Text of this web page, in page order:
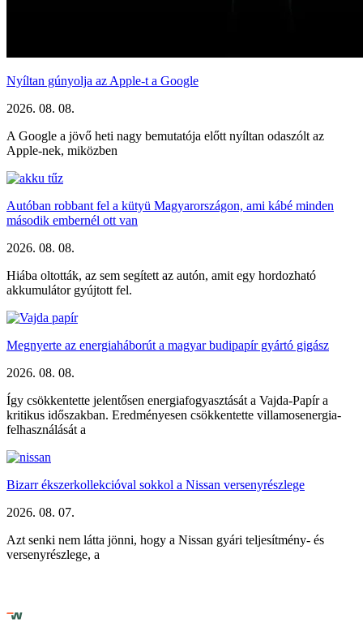
Nyíltan gúnyolja az Apple-t a Google
2026. 08. 08.
A Google a jövő heti nagy bemutatója előtt nyíltan odaszólt az
Apple-nek, miközben
Autóban robbant fel a kütyü Magyarországon, ami kábé minden
második embernél ott van
2026. 08. 08.
Hiába oltották, az sem segített az autón, amit egy hordozható
akkumulátor gyújtott fel.
Megnyerte az energiaháborút a magyar budipapír gyártó gigász
2026. 08. 08.
Így csökkentette jelentősen energiafogyasztását a Vajda-Papír a
kritikus időszakban. Eredményesen csökkentette villamosenergia-
felhasználását a
Bizarr ékszerkollekcióval sokkol a Nissan versenyrészlege
2026. 08. 07.
Azt senki nem látta jönni, hogy a Nissan gyári teljesítmény- és
versenyrészlege, a